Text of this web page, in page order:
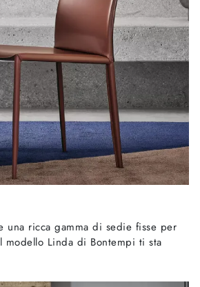
una ricca gamma di sedie fisse per
modello Linda di Bontempi ti sta